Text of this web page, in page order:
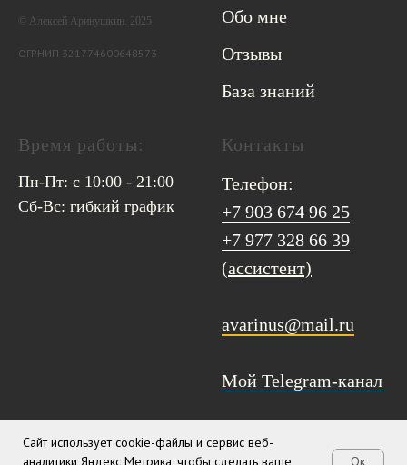
Сайт использует cookie-файлы и сервис веб-
аналитики Яндекс Метрика, чтобы сделать ваше
Ок
© Алексей Аринушкин. 2025
ОГРНИП 321774600648573
Обо мне
Отзывы
База знаний
Время работы:
Пн-Пт: с 10:00 - 21:00
Сб-Вс: гибкий график
Контакты
Телефон:
+7 903 674 96 25
+7 977 328 66 39
(ассистент)
avarinus@mail.ru
Мой Telegram-канал